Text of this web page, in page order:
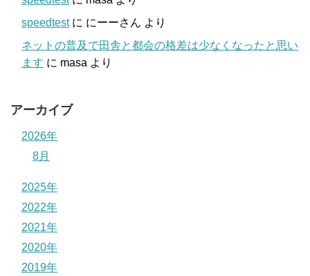
speedtestに にーーさん より
ネットの普及で田舎と都会の格差は少なくなったと思い
ます に masa より
アーカイブ
2026年
8月
2025年
2022年
2021年
2020年
2019年